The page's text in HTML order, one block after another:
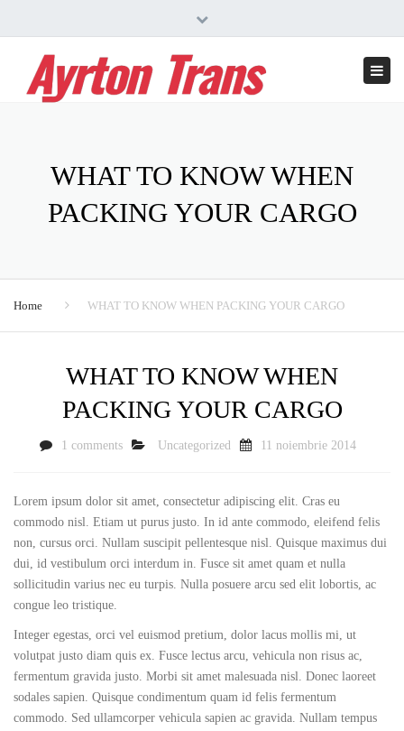
Close
bar
WHAT TO KNOW WHEN
PACKING YOUR CARGO
Home WHAT TO KNOW WHEN PACKING YOUR CARGO
WHAT TO KNOW WHEN
PACKING YOUR CARGO
1 comments Uncategorized 11 noiembrie 2014
Lorem ipsum dolor sit amet, consectetur adipiscing elit. Cras eu
commodo nisl. Etiam ut purus justo. In id ante commodo, eleifend felis
non, cursus orci. Nullam suscipit pellentesque nisl. Quisque maximus dui
dui, id vestibulum orci interdum in. Fusce sit amet quam et nulla
sollicitudin varius nec eu turpis. Nulla posuere arcu sed elit lobortis, ac
congue leo tristique.
Integer egestas, orci vel euismod pretium, dolor lacus mollis mi, ut
volutpat justo diam quis ex. Fusce lectus arcu, vehicula non risus ac,
fermentum gravida justo. Morbi sit amet malesuada nisl. Donec laoreet
sodales sapien. Quisque condimentum quam id felis fermentum
commodo. Sed ullamcorper vehicula sapien ac gravida. Nullam tempus